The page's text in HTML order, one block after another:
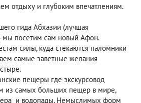
отдыху и глубоким впечатлениям.
гида Абхазии (лучшая
мы посетим сам новый Афон.
силы, куда стекаются паломники
самые заветные желания
пещеры где экскурсовод
из самых больших пещер в мире,
и водопады. Немыслимых форм